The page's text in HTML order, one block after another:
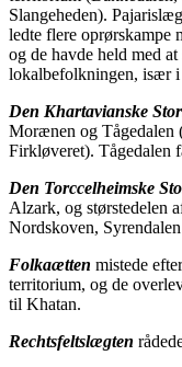
Slangeheden).
ledte flere oprørskampe
og de havde held med
lokalbefolkningen, især
Den Khartavianske
Morænen og Tågedalen
Firkløveret). Tågedalen
Den Torccelheimske
Alzark, og størstedelen
Nordskoven,
Folkaætten mistede
territorium, og de
til Khatan.
Rechtsfeltslægten